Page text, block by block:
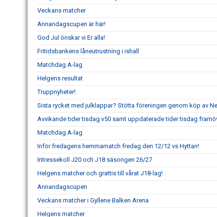
Veckans matcher
Annandagscupen är här!
God Jul önskar vi Er alla!
Fritidsbankens låneutrustning i ishall
Matchdag A-lag
Helgens resultat
Truppnyheter!
Sista rycket med julklappar? Stötta föreningen genom köp av
Avvikande tider tisdag v50 samt uppdaterade tider tisdag
Matchdag A-lag
Inför fredagens hemmamatch fredag den 12/12 vs Hyttan!
Intressekoll J20 och J18 säsongen 26/27
Helgens matcher och grattis till vårat J18-lag!
Annandagscupen
Veckans matcher i Gyllene Balken Arena
Helgens matcher